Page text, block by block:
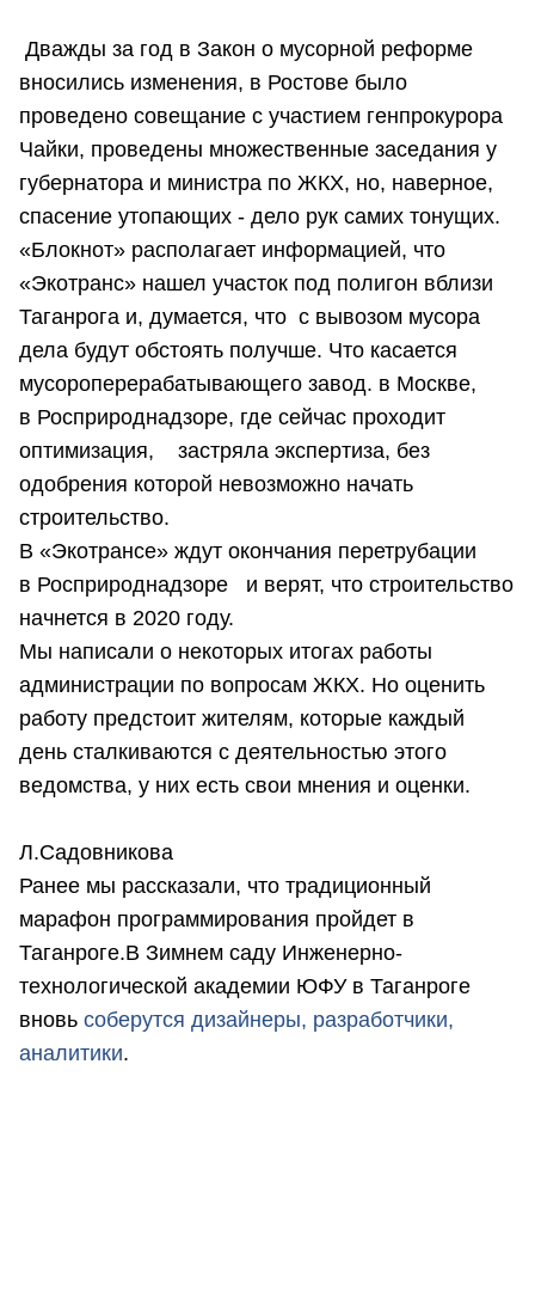
Дважды за год в Закон о мусорной реформе
вносились изменения, в Ростове было
проведено совещание с участием генпрокурора
Чайки, проведены множественные заседания у
губернатора и министра по ЖКХ, но, наверное,
спасение утопающих - дело рук самих тонущих.
«Блокнот» располагает информацией, что
«Экотранс» нашел участок под полигон вблизи
Таганрога и, думается, что с вывозом мусора
дела будут обстоять получше. Что касается
мусороперерабатывающего завод. в Москве,
в Росприроднадзоре, где сейчас проходит
оптимизация, застряла экспертиза, без
одобрения которой невозможно начать
строительство.
В «Экотрансе» ждут окончания перетрубации
в Росприроднадзоре и верят, что строительство
начнется в 2020 году.
Мы написали о некоторых итогах работы
администрации по вопросам ЖКХ. Но оценить
работу предстоит жителям, которые каждый
день сталкиваются с деятельностью этого
ведомства, у них есть свои мнения и оценки.
Л.Садовникова
Ранее мы рассказали, что традиционный
марафон программирования пройдет в
Таганроге.В Зимнем саду Инженерно-
технологической академии ЮФУ в Таганроге
вновь соберутся дизайнеры, разработчики,
аналитики.